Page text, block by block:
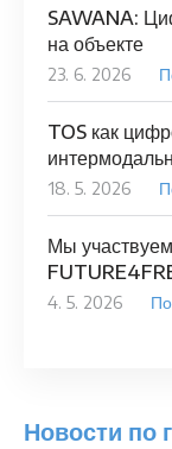
SAWANA:
на объекте
23. 6. 2026
TOS как
18. 5. 2026
Мы
4. 5. 2026
Новости по